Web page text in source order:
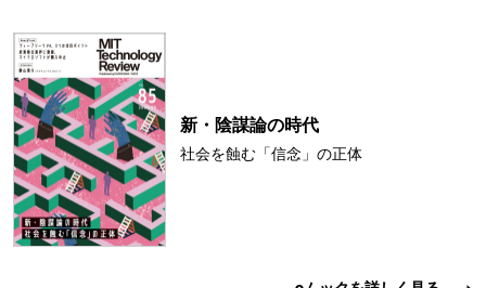
新・陰謀論の時代
社会を蝕む「信念」の正体